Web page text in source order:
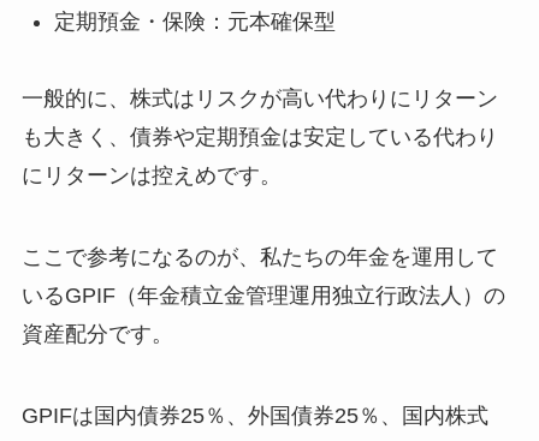
定期預金・保険：元本確保型
一般的に、株式はリスクが高い代わりにリターン
も大きく、債券や定期預金は安定している代わり
にリターンは控えめです。
ここで参考になるのが、私たちの年金を運用して
いるGPIF（年金積立金管理運用独立行政法人）の
資産配分です。
GPIFは国内債券25％、外国債券25％、国内株式